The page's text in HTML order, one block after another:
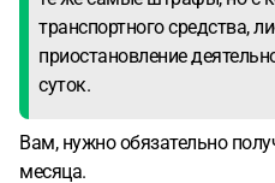
транспортного средства,
приостановление
суток.
Вам, нужно обязательно
месяца.